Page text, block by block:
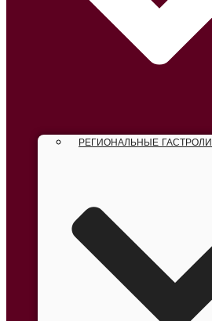
РЕГИОНАЛЬНЫЕ ГАСТРОЛИ